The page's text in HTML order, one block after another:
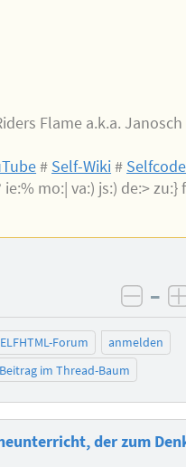
Flame a.k.a. Janosch
# Self-Wiki# Selfcode
mo:| va:) js:) de:> zu:}
–
Forum
anmelden
Beitrag im Thread-Baum
der zum